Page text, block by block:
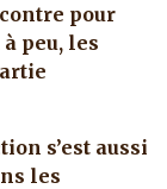
pour
peu, les
s’est aussi
les